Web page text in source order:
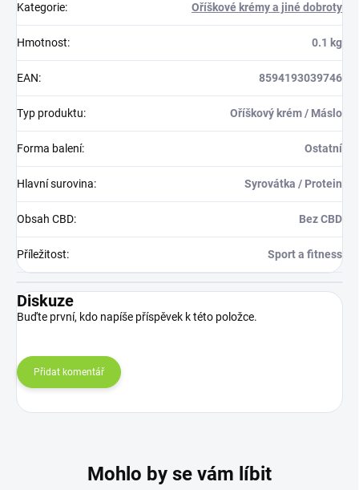
Kategorie: Oříškové krémy a jiné dobroty
Hmotnost: 0.1 kg
EAN: 8594193039746
Typ produktu: Oříškový krém / Máslo
Forma balení: Ostatní
Hlavní surovina: Syrovátka / Protein
Obsah CBD: Bez CBD
Příležitost: Sport a fitness
Diskuze
Buďte první, kdo napíše příspěvek k této položce.
Přidat komentář
Mohlo by se vám líbit